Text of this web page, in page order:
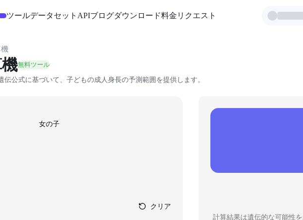
験ツールデータセット APIブログダウンロード料金 リクエスト
無料ツール
公式に基づいて、子どもの成人身長の予測範囲を提供します。
女の子
クリア
計算結果は遺伝的な可能性